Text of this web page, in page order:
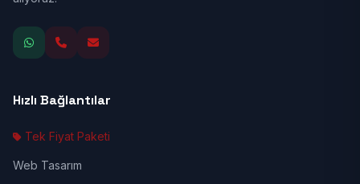
Hızlı Bağlantılar
Tek Fiyat Paketi
Web Tasarım